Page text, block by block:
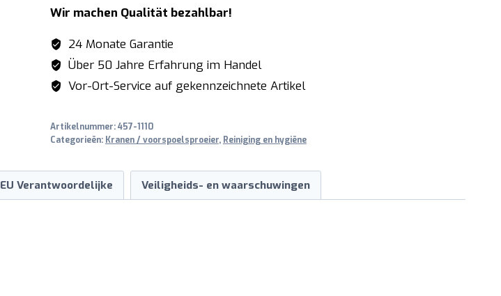
Mengkraan
Draaibare
Hendel
Zwart
model
aantal
Wir machen Qualität bezahlbar!
24 Monate Garantie
Über 50 Jahre Erfahrung im Handel
Vor-Ort-Service auf gekennzeichnete Artikel
Artikelnummer:457-1110
Categorieën: Kranen / voorspoelsproeier, Reiniging en hygiëne
EU Verantwoordelijke Veiligheids- en waarschuwingen